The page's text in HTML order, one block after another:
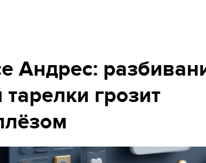
Андрес:
грозит